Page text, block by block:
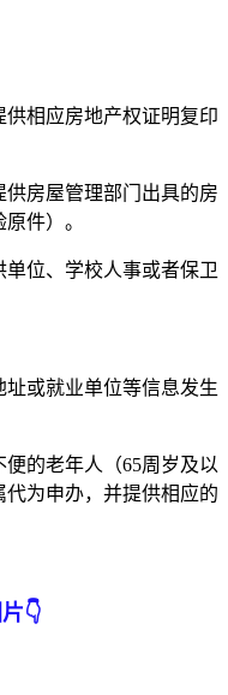
相应房地产权证明复印
房屋管理部门出具的房
件）。
位、学校人事或者保卫
址或就业单位等信息发生
的老年人（65周岁及以
代为申办，并提供相应的
👇